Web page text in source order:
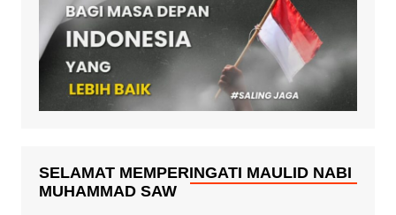
SELAMAT MEMPERINGATI MAULID NABI
MUHAMMAD SAW